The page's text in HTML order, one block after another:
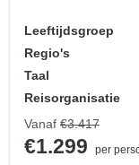
Leeftijdsgroep
Regio's
Taal
Reisorganisatie
Vanaf €3.417
€1.299
per